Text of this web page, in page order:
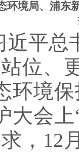
环境局、浦东
近平总
位、
环境
大会
，12